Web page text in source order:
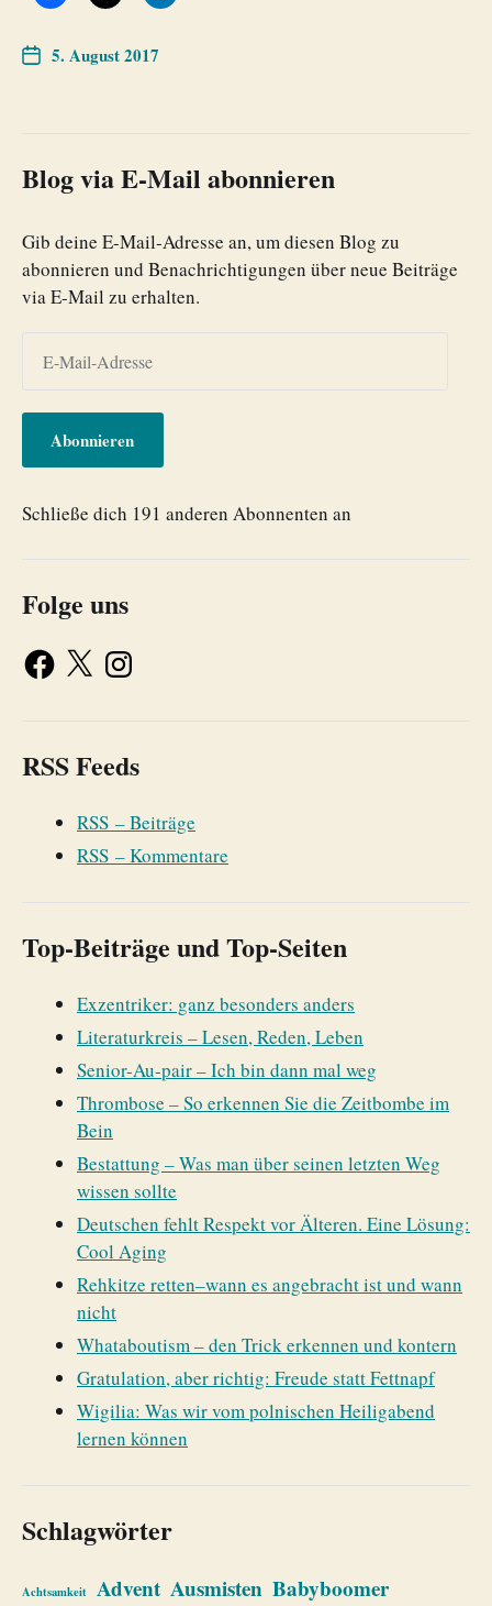
5. August 2017
Blog via E-Mail abonnieren
Gib deine E-Mail-Adresse an, um diesen Blog zu
abonnieren und Benachrichtigungen über neue Beiträge
via E-Mail zu erhalten.
Abonnieren
Schließe dich 191 anderen Abonnenten an
Folge uns
RSS Feeds
RSS – Beiträge
RSS – Kommentare
Top-Beiträge und Top-Seiten
Exzentriker: ganz besonders anders
Literaturkreis – Lesen, Reden, Leben
Senior-Au-pair – Ich bin dann mal weg
Thrombose – So erkennen Sie die Zeitbombe im
Bein
Bestattung – Was man über seinen letzten Weg
wissen sollte
Deutschen fehlt Respekt vor Älteren. Eine Lösung:
Cool Aging
Rehkitze retten–wann es angebracht ist und wann
nicht
Whataboutism – den Trick erkennen und kontern
Gratulation, aber richtig: Freude statt Fettnapf
Wigilia: Was wir vom polnischen Heiligabend
lernen können
Schlagwörter
Achtsamkeit Advent Ausmisten Babyboomer